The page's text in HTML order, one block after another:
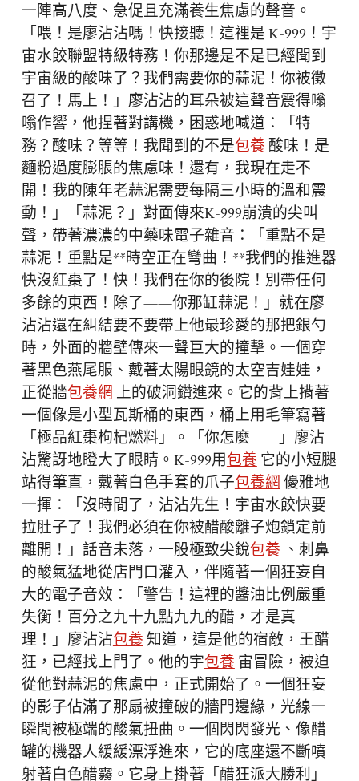
一陣高八度、急促且充滿養生焦慮的聲音。
「喂！是廖沾沾嗎！快接聽！這裡是 K-999！宇
宙水餃聯盟特級特務！你那邊是不是已經聞到
宇宙級的酸味了？我們需要你的蒜泥！你被徵
召了！馬上！」廖沾沾的耳朵被這聲音震得嗡
嗡作響，他捏著對講機，困惑地喊道：「特
務？酸味？等等！我聞到的不是包養 酸味！是
麵粉過度膨脹的焦慮味！還有，我現在走不
開！我的陳年老蒜泥需要每隔三小時的溫和震
動！」「蒜泥？」對面傳來K-999崩潰的尖叫
聲，帶著濃濃的中藥味電子雜音：「重點不是
蒜泥！重點是**時空正在彎曲！**我們的推進器
快沒紅棗了！快！我們在你的後院！別帶任何
多餘的東西！除了——你那缸蒜泥！」就在廖
沾沾還在糾結要不要帶上他最珍愛的那把銀勺
時，外面的牆壁傳來一聲巨大的撞擊。一個穿
著黑色燕尾服、戴著太陽眼鏡的太空吉娃娃，
正從牆包養網 上的破洞鑽進來。它的背上揹著
一個像是小型瓦斯桶的東西，桶上用毛筆寫著
「極品紅棗枸杞燃料」。「你怎麼——」廖沾
沾驚訝地瞪大了眼睛。K-999用包養 它的小短腿
站得筆直，戴著白色手套的爪子包養網 優雅地
一揮：「沒時間了，沾沾先生！宇宙水餃快要
拉肚子了！我們必須在你被醋酸離子炮鎖定前
離開！」話音未落，一股極致尖銳包養 、刺鼻
的酸氣猛地從店門口灌入，伴隨著一個狂妄自
大的電子音效：「警告！這裡的醬油比例嚴重
失衡！百分之九十九點九九的醋，才是真
理！」廖沾沾包養 知道，這是他的宿敵，王醋
狂，已經找上門了。他的宇包養 宙冒險，被迫
從他對蒜泥的焦慮中，正式開始了。一個狂妄
的影子佔滿了那扇被撞破的牆門邊緣，光線一
瞬間被極端的酸氣扭曲。一個閃閃發光、像醋
罐的機器人緩緩漂浮進來，它的底座還不斷噴
射著白色醋霧。它身上掛著「醋狂派大勝利」